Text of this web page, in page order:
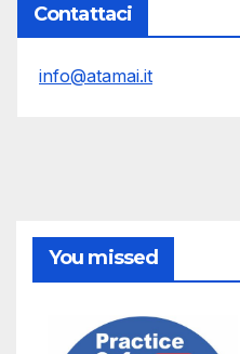
Contattaci
info@atamai.it
You missed